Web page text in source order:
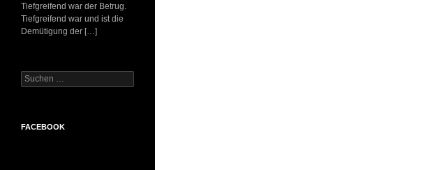
Tiefgreifend war der Betrug.
Tiefgreifend war und ist die
Demütigung der […]
Suchen
nach:
FACEBOOK